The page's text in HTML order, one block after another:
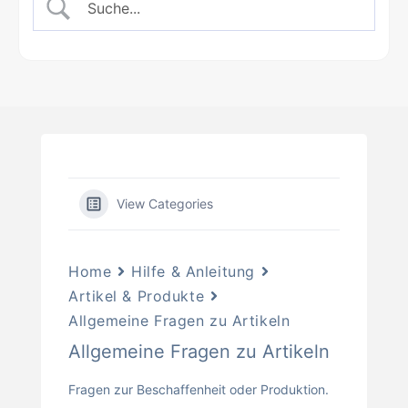
View Categories
Home
Hilfe & Anleitung
Artikel & Produkte
Allgemeine Fragen zu Artikeln
Allgemeine Fragen zu Artikeln
Fragen zur Beschaffenheit oder Produktion.